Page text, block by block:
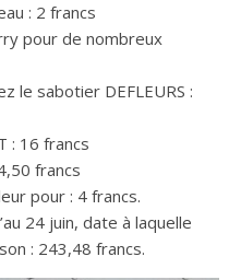
: 2 francs
pour de nombreux
le sabotier DEFLEURS :
: 16 francs
francs
pour : 4 francs.
24 juin, date à laquelle
: 243,48 francs.